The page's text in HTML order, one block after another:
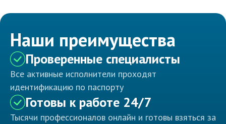
Наши преимущества
Проверенные специалисты
Все активные исполнители проходят
идентификацию по паспорту
Готовы к работе 24/7
Тысячи профессионалов онлайн и готовы взяться за